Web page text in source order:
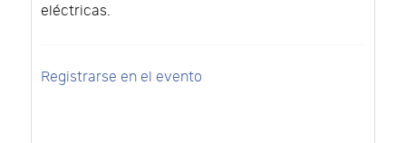
eléctricas.
Registrarse en el evento